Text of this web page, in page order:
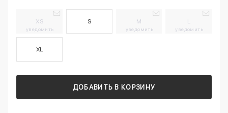
XS
уведомить
S M
уведомить
L
уведомить
XL
ДОБАВИТЬ В КОРЗИНУ